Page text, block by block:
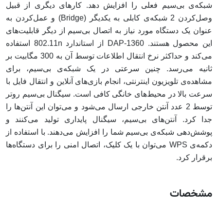
شبکه‌ی بی‌سیم فعلی را افزایش دهد. کارهای دیگری از قبیل
وصل‌کردن 2 شبکه‌ی کابلی به یکدیگر (Bridge) و عمل‌کردن به
عنوان یک دستگاه مورد نیاز به اتصال بی‌سیم از دیگر قابلیت‌های
این محصول هستند. DAP-1360 از استاندارد 802.11n استفاده
می‌کند و حداکثر نرخ انتقال اطلاعات توسط آن به 300 مگابیت بر
ثانیه می‌رسد. چنین سرعتی در یک شبکه‌ی بی‌سیم، برای
مشاهده‌ی تلویزیون اینترنتی، انجام بازی‌های آنلاین و انتقال فایل با
سرعت بالا در محیط‌های خانگی کافی است. سیگنال بی‌سیم روتر
توسط 2 عدد آنتن خارجی ارسال می‌شود و می‌توان این آنتن‌ها را
جدا کرد. آنتن‌های بی‌سیم، سیگنال پایداری تولید می‌کنند و
پوشش‌دهی شبکه‌ی بی‌سیم شما را افزایش می‌دهند. با استفاده از
دکمه‌‌ی WPS می‌توان با یک کلیک، اتصال امنی را برای دستگاه‌ها
برقرار کرد.
مشخصات